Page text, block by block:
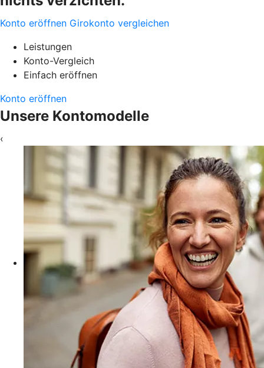
Konto eröffnen Girokonto vergleichen
Leistungen
Konto-Vergleich
Einfach eröffnen
Konto eröffnen
Unsere Kontomodelle
‹